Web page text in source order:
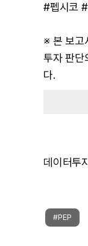
#펩시코
※ 본 보고
투자 판단
다.
데이터투
#PEP